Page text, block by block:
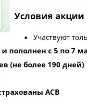
Условия акции
Участвуют
пополнен с 5 по 7
(не более 190 дней)
АСВ